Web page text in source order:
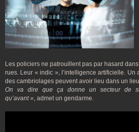
Les policiers ne patrouillent pas par hasard
rues. Leur « indic », l’intelligence artificielle. Un
des cambriolages peuvent avoir lieu dans un
On va dire que ça donne un secteur de
qu’avant », admet un gendarme.